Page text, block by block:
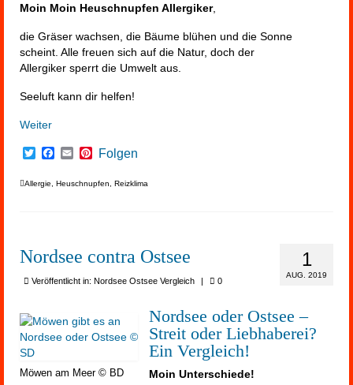
Moin Moin Heuschnupfen Allergiker,
die Gräser wachsen, die Bäume blühen und die Sonne
scheint. Alle freuen sich auf die Natur, doch der
Allergiker sperrt die Umwelt aus.
Seeluft kann dir helfen!
Weiter
TwitterFacebook
EmailPinterest
Folgen
Allergie Heuschnupfen Reizklima
1
AUG. 2019
Nordsee contra Ostsee
Veröffentlicht in: Nordsee Ostsee Vergleich | 0
Möwen am Meer © BD
Nordsee oder Ostsee –
Streit oder Liebhaberei?
Ein Vergleich!
Moin Unterschiede!